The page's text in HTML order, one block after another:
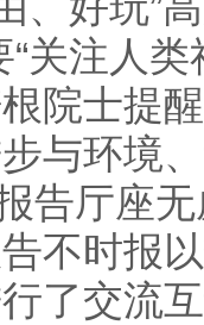
“关注人
院士提
与环境
告厅座
不时报
了交流